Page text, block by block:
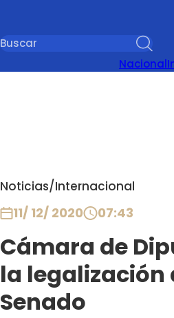
Nacional
Noticias/Internacional
11/ 12/ 2020 07:43
Cámara de
la legalización
Senado